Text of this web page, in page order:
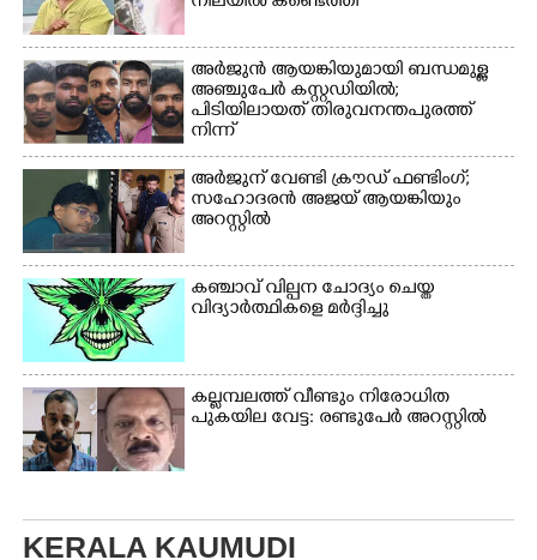
അർജുൻ ആയങ്കിയുമായി ബന്ധമുള്ള
അഞ്ചുപേർ കസ്റ്റഡിയിൽ;
പിടിയിലായത് തിരുവനന്തപുരത്ത്
നിന്ന്
അർജുന് വേണ്ടി ക്രൗഡ് ഫണ്ടിംഗ്;
സഹോദരൻ അജയ് ആയങ്കിയും
അറസ്റ്റിൽ
കഞ്ചാവ് വില്പന ചോദ്യം ചെയ്ത
വിദ്യാർത്ഥികളെ മർദ്ദിച്ചു
കല്ലമ്പലത്ത് വീണ്ടും നിരോധിത
പുകയില വേട്ട: രണ്ടുപേർ അറസ്റ്റിൽ
KERALA KAUMUDI